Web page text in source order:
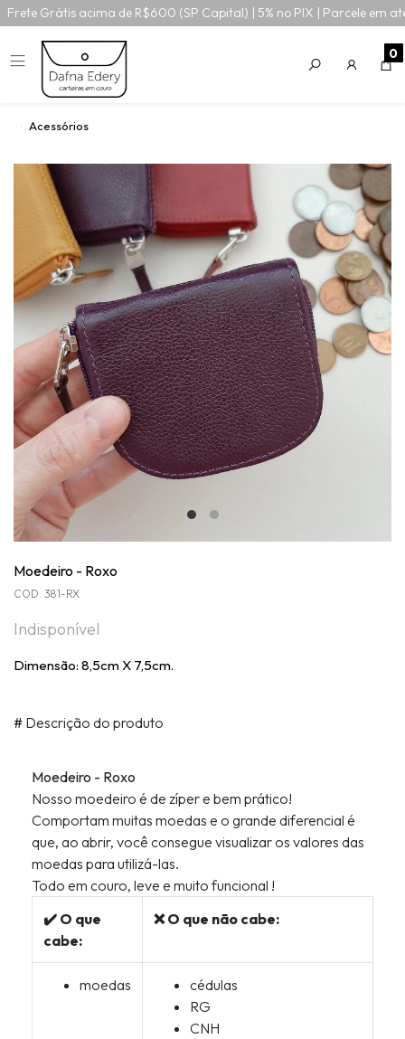
Frete Grátis acima de R$600 (SP Capital) | 5% no PIX | Parcele em
0
Acessórios
Moedeiro - Roxo
COD: 381-RX
Indisponível
Dimensão: 8,5cm X 7,5cm.
# Descrição do produto
Moedeiro - Roxo
Nosso moedeiro é de zíper e bem prático!
Comportam muitas moedas e o grande diferencial é
que, ao abrir, você consegue visualizar os valores das
moedas para utilizá-las.
Todo em couro, leve e muito funcional !
✔️ O que
cabe:
❌ O que não cabe:
moedas
cédulas
RG
CNH